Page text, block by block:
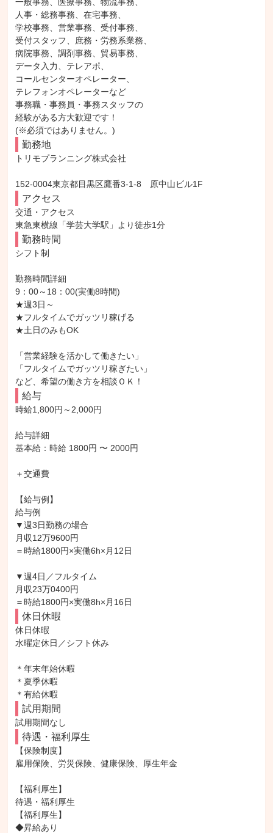
人事・総務事務、在宅事務、
学校事務、営業事務、受付事務、
受付スタッフ、庶務・労務系業務、
病院事務、調剤事務、貿易事務、
データ入力、テレアポ、
コールセンターオペレーター、
テレフォンオペレーターなど
事務職・事務員・事務スタッフの
経験がある方大歓迎です！
(※必須ではありません。)
勤務地
トリモプランニング株式会社
152-0004東京都目黒区鷹番3-1-8　原中山ビル1F
アクセス
交通・アクセス
東急東横線「学芸大学駅」より徒歩1分
勤務時間
シフト制
勤務時間詳細
9：00～18：00(実働8時間)
★週3日～
★フルタイムでガッツリ稼げる
★土日のみもOK
「営業経験を活かして働きたい」
「フルタイムでガッツリ稼ぎたい」
など、希望の働き方を相談ＯＫ！
給与
時給1,800円～2,000円
給与詳細
基本給：時給 1800円 〜 2000円
＋交通費
【給与例】
給与例
▼週3日勤務の場合
月収12万9600円
＝時給1800円×実働6h×月12日
▼週4日／フルタイム
月収23万0400円
＝時給1800円×実働8h×月16日
休日休暇
休日休暇
水曜定休日／シフト休み
＊年末年始休暇
＊夏季休暇
＊有給休暇
試用期間
試用期間なし
待遇・福利厚生
【保険制度】
雇用保険、労災保険、健康保険、厚生年金
【福利厚生】
待遇・福利厚生
【福利厚生】
◆昇給あり